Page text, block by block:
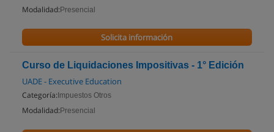
Modalidad: Presencial
Solicita información
Curso de Liquidaciones Impositivas - 1° Edición
UADE - Executive Education
Categoría: Impuestos Otros
Modalidad: Presencial